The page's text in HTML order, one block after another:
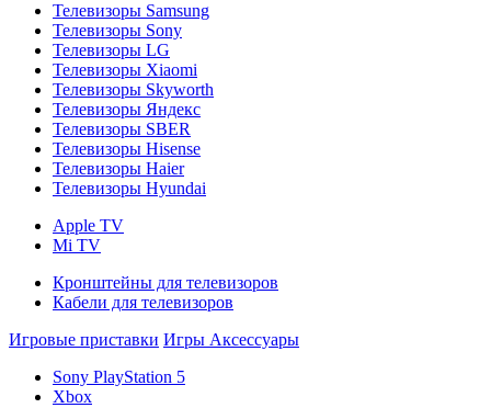
Телевизоры Samsung
Телевизоры Sony
Телевизоры LG
Телевизоры Xiaomi
Телевизоры Skyworth
Телевизоры Яндекс
Телевизоры SBER
Телевизоры Hisense
Телевизоры Haier
Телевизоры Hyundai
Apple TV
Mi TV
Кронштейны для телевизоров
Кабели для телевизоров
Игровые приставки Игры Аксессуары
Sony PlayStation 5
Xbox